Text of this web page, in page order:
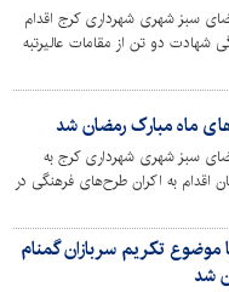
سبز شهری شهرداری کرج اقدام
شهادت دو تن از مقامات عالیرتبه
و سرلشکر سلیمانی (رحمة الله
امنیت ملی و رئیس فقید سازمان
کرج کرده است.
ماه مبارک رمضان شد
سبز شهری شهرداری کرج به
اقدام به اکران طرح‌های فرهنگی در
تکریم سربازان گمنام
شد